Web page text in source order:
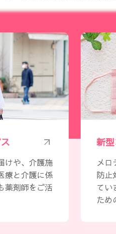
けや、介護施
療と介護に係
薬剤師をご活
新
メロ
防止
てい
ため